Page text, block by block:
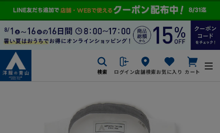
検索 ログイン店舗検索お気に入り カート